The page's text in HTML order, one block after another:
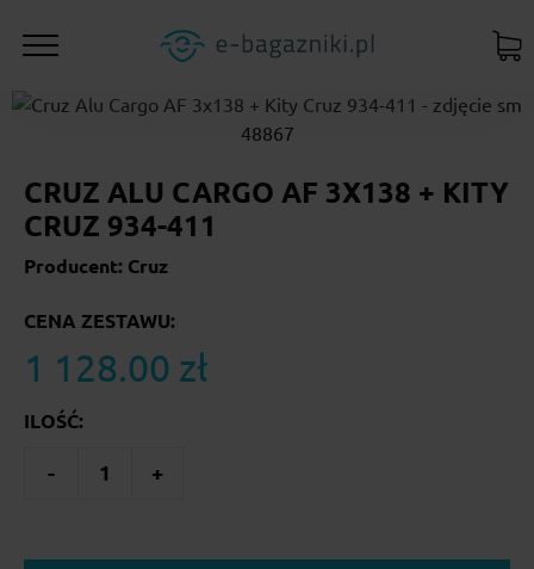
CRUZ ALU CARGO AF 3X138 + KITY
CRUZ 934-411
Producent: Cruz
CENA ZESTAWU:
1 128.00 zł
ILOŚĆ:
- 1 +